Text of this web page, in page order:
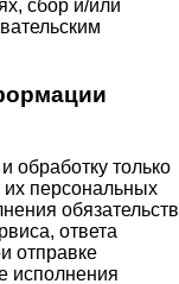
сбор и/или
обработку только
их персональных
обязательств
ответа
отправке
исполнения